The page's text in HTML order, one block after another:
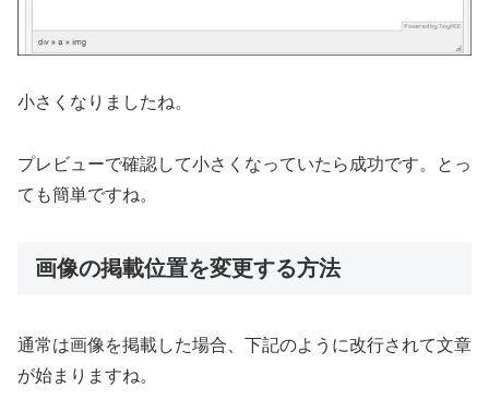
小さくなりましたね。
プレビューで確認して小さくなっていたら成功です。とっ
ても簡単ですね。
画像の掲載位置を変更する方法
通常は画像を掲載した場合、下記のように改行されて文章
が始まりますね。